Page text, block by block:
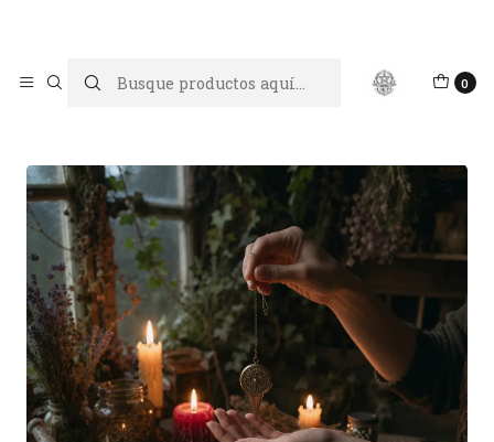
0
Inicio Limpiezas energéticas
Limpieza energética a distancia